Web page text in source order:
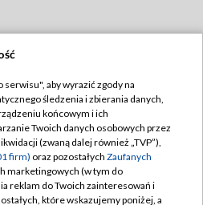
TVP
TVP
prywatności
zgody
aby wyrazić zgody na
śledzenia i zbierania danych,
końcowym i ich
Twoich danych osobowych przez
(zwaną dalej również „TVP”),
firm) oraz pozostałych Zaufanych
marketingowych (w tym do
reklam do Twoich zainteresowań i
które wskazujemy poniżej, a